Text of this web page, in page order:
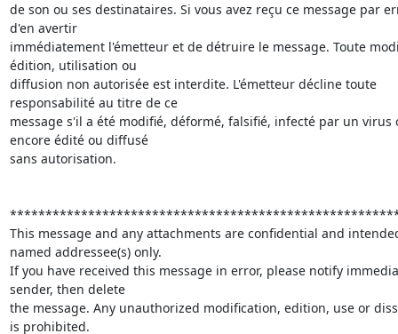
de son ou ses destinataires. Si vous avez reçu ce message par
d'en avertir
immédiatement l'émetteur et de détruire le message. Toute
édition, utilisation ou
diffusion non autorisée est interdite. L'émetteur décline toute
responsabilité au titre de ce
message s'il a été modifié, déformé, falsifié, infecté par un virus
encore édité ou diffusé
sans autorisation.
This message and any attachments are confidential and
named addressee(s) only.
If you have received this message in error, please notify
sender, then delete
the message. Any unauthorized modification, edition, use or
is prohibited.